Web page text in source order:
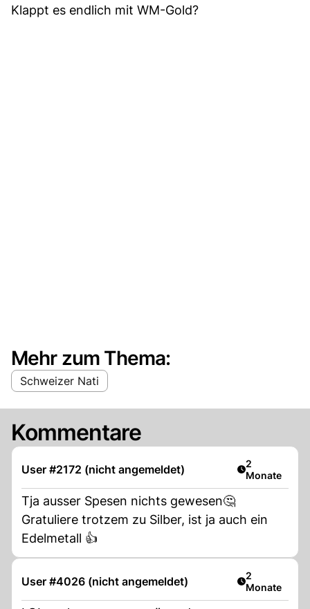
Klappt es endlich mit WM-Gold?
Mehr zum Thema:
Schweizer Nati
Kommentare
User #2172 (nicht angemeldet) Artikel
2
Monate
Tja ausser Spesen nichts gewesen🤔
Gratuliere trotzem zu Silber, ist ja auch ein
Edelmetall 👍
User #4026 (nicht angemeldet) Artikel
2
Monate